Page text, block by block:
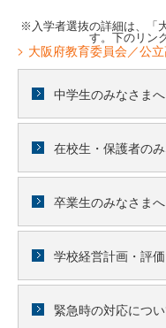
※入学者選抜の詳細は、「
す。下のリン
大阪府教育委員会／公
中学生のみなさまへ
在校生・保護者の
卒業生のみなさまへ
学校経営計画・評
緊急時の対応につい